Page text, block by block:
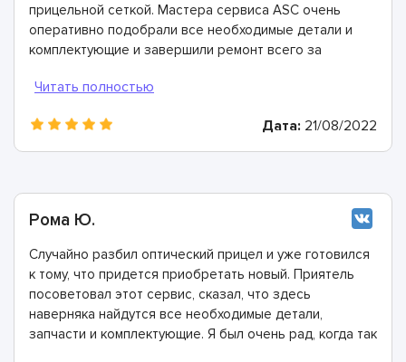
прицельной сеткой. Мастера сервиса ASC очень
оперативно подобрали все необходимые детали и
комплектующие и завершили ремонт всего за
профи!
Дата: 21/08/2022
Рома Ю.
Случайно разбил оптический прицел и уже готовился
к тому, что придется приобретать новый. Приятель
посоветовал этот сервис, сказал, что здесь
наверняка найдутся все необходимые детали,
запчасти и комплектующие. Я был очень рад, когда так